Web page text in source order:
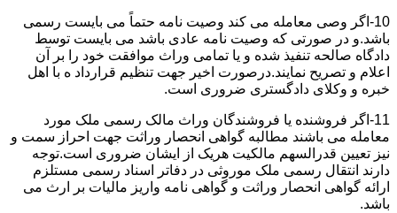
10-اگر وصی معامله می کند وصیت نامه حتماً می بایست رسمی
باشد.و در صورتی که وصیت نامه عادی باشد می بایست توسط
دادگاه صالحه تنفیذ شده و یا تمامی وراث موافقت خود را بر آن
اعلام و تصریح نمایند.درصورت اخیر جهت تنظیم قرارداد ه با اهل
خبره و وکلای دادگستری ضروری است.
11-اگر فروشنده یا فروشندگان وراث مالک رسمی ملک مورد
معامله می باشند مطالبه گواهی انحصار وراثت جهت احراز سمت و
نیز تعیین قدرالسهم مالکیت هریک از ایشان ضروری است.توجه
دارند انتقال رسمی ملک موروثی در دفاتر اسناد رسمی مستلزم
ارائه گواهی انحصار وراثت و گواهی نامه واریز مالیات بر ارث می
باشد.